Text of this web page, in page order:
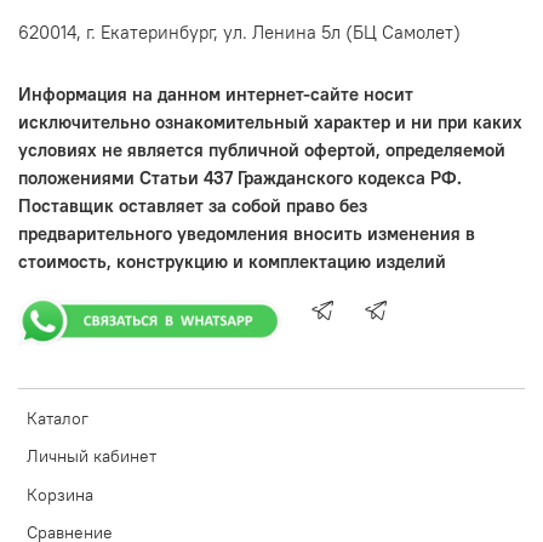
Каталог
Личный кабинет
Корзина
Сравнение
620014, г. Екатеринбург, ул. Ленина 5л (БЦ Самолет)
Информация на данном интернет-сайте носит
исключительно ознакомительный характер и ни при каких
условиях не является публичной офертой, определяемой
положениями Статьи 437 Гражданского кодекса РФ.
Поставщик оставляет за собой право без
предварительного уведомления вносить изменения в
стоимость, конструкцию и комплектацию изделий